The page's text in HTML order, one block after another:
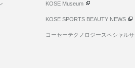
KOSE Museum
KOSE SPORTS BEAUTY NEWS
コーセーテクノロジースペシャルサ